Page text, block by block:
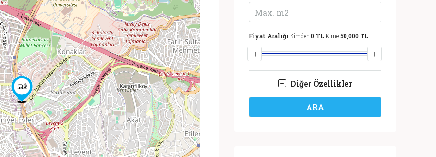
Fiyat Aralığı Kimden 0 TLKime50,000 TL
Diğer Özellikler
ARA